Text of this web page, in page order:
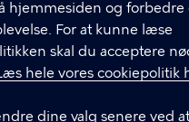
hjemmesiden og forbedre
For at kunne læse
skal du acceptere
hele vores cookiepolitik
dine valg senere ved